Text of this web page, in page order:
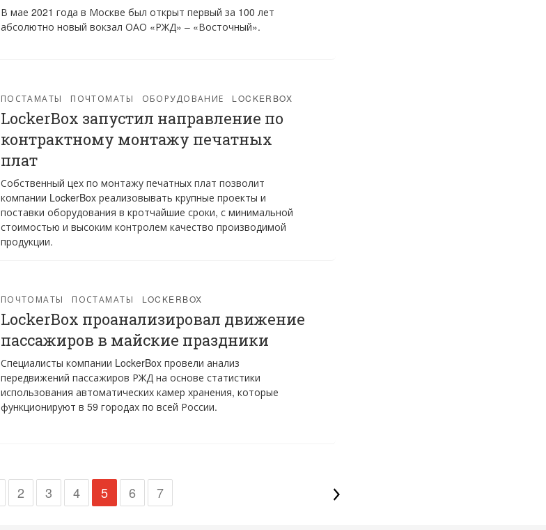
В мае 2021 года в Москве был открыт первый за 100 лет
абсолютно новый вокзал ОАО «РЖД» – «Восточный».
ПОСТАМАТЫ ПОЧТОМАТЫ ОБОРУДОВАНИЕ LOCKERBOX
LockerBox запустил направление по
контрактному монтажу печатных
плат
Собственный цех по монтажу печатных плат позволит
компании LockerBox реализовывать крупные проекты и
поставки оборудования в кротчайшие сроки, с минимальной
стоимостью и высоким контролем качество производимой
продукции.
ПОЧТОМАТЫ ПОСТАМАТЫ LOCKERBOX
LockerBox проанализировал движение
пассажиров в майские праздники
Специалисты компании LockerBox провели анализ
передвижений пассажиров РЖД на основе статистики
использования автоматических камер хранения, которые
функционируют в 59 городах по всей России.
2 3 4 5 6 7